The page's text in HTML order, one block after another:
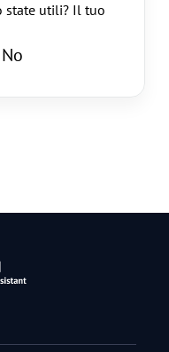
state utili? Il tuo
No